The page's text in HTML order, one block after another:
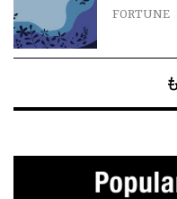
FORTUNE